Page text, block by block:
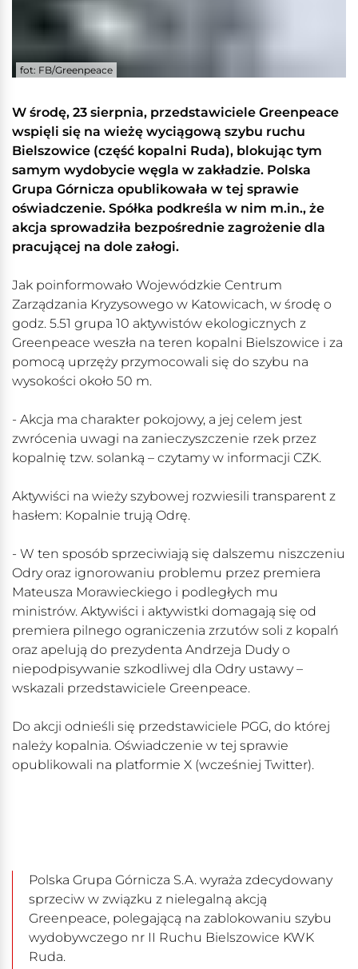
fot: FB/Greenpeace
W środę, 23 sierpnia, przedstawiciele Greenpeace
wspięli się na wieżę wyciągową szybu ruchu
Bielszowice (część kopalni Ruda), blokując tym
samym wydobycie węgla w zakładzie. Polska
Grupa Górnicza opublikowała w tej sprawie
oświadczenie. Spółka podkreśla w nim m.in., że
akcja sprowadziła bezpośrednie zagrożenie dla
pracującej na dole załogi.
Jak poinformowało Wojewódzkie Centrum
Zarządzania Kryzysowego w Katowicach, w środę o
godz. 5.51 grupa 10 aktywistów ekologicznych z
Greenpeace weszła na teren kopalni Bielszowice i za
pomocą uprzęży przymocowali się do szybu na
wysokości około 50 m.
- Akcja ma charakter pokojowy, a jej celem jest
zwrócenia uwagi na zanieczyszczenie rzek przez
kopalnię tzw. solanką – czytamy w informacji CZK.
Aktywiści na wieży szybowej rozwiesili transparent z
hasłem: Kopalnie trują Odrę.
- W ten sposób sprzeciwiają się dalszemu niszczeniu
Odry oraz ignorowaniu problemu przez premiera
Mateusza Morawieckiego i podległych mu
ministrów. Aktywiści i aktywistki domagają się od
premiera pilnego ograniczenia zrzutów soli z kopalń
oraz apelują do prezydenta Andrzeja Dudy o
niepodpisywanie szkodliwej dla Odry ustawy –
wskazali przedstawiciele Greenpeace.
Do akcji odnieśli się przedstawiciele PGG, do której
należy kopalnia. Oświadczenie w tej sprawie
opublikowali na platformie X (wcześniej Twitter).
Polska Grupa Górnicza S.A. wyraża zdecydowany
sprzeciw w związku z nielegalną akcją
Greenpeace, polegającą na zablokowaniu szybu
wydobywczego nr II Ruchu Bielszowice KWK
Ruda.